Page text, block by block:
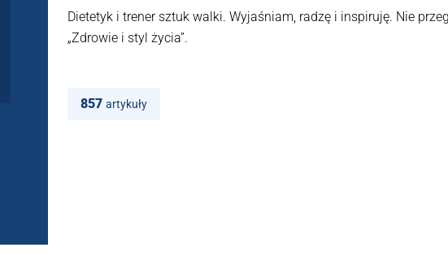
Dietetyk i trener sztuk walki. Wyjaśniam, radzę i inspiruję. Nie
„Zdrowie i styl życia”.
857 artykuły